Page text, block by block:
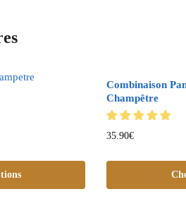
Combinaison
Champêtre
35.90€